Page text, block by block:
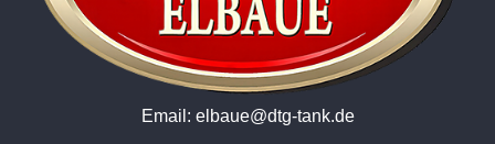
Email: elbaue@dtg-tank.de